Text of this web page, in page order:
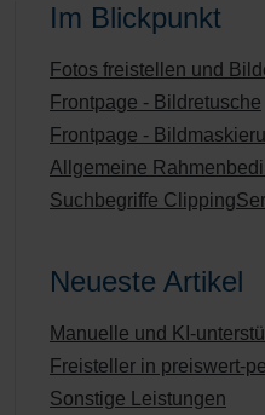
Im Blickpunkt
Fotos freistellen und
Frontpage - Bildretusche
Frontpage -
Allgemeine
Suchbegriffe
Neueste Artikel
Manuelle und KI-
Freisteller in preiswert-
Sonstige Leistungen